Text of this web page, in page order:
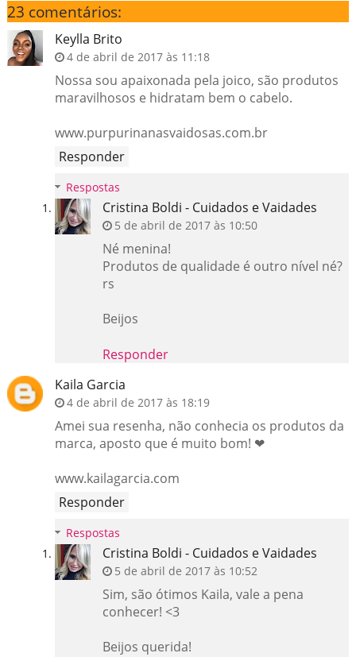
23 comentários:
Keylla Brito
4 de abril de 2017 às 11:18
Nossa sou apaixonada pela joico, são produtos
maravilhosos e hidratam bem o cabelo.
www.purpurinanasvaidosas.com.br
Responder
Respostas
Cristina Boldi - Cuidados e Vaidades
5 de abril de 2017 às 10:50
Né menina!
Produtos de qualidade é outro nível né?
rs
Beijos
Responder
Kaila Garcia
4 de abril de 2017 às 18:19
Amei sua resenha, não conhecia os produtos da
marca, aposto que é muito bom! ❤
www.kailagarcia.com
Responder
Respostas
Cristina Boldi - Cuidados e Vaidades
5 de abril de 2017 às 10:52
Sim, são ótimos Kaila, vale a pena
conhecer! <3
Beijos querida!